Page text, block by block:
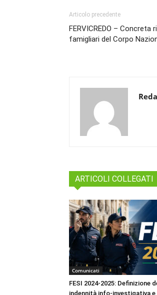
Articolo precedente
FERVICREDO – Concreta
famigliari del Corpo
ARTICOLI COLLEGATI
Comunicati
FESI 2024-2025: Definizione
indennità info-investigativa e